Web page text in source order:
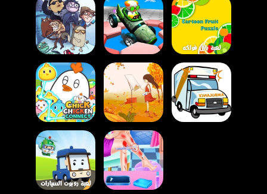
لعبة مقالب ترول:
فيديوهات وميمز
مضحكة - الجزء الأول
لعبة سيارات هيكسا
- Hexa Cars
لعبة بازل فواكه
كرتونية – استرخِ
واستمتع بتجميع صور
فواكه ملونة!
لعبة توصيل الكتاكيت
المجنونة
لعبة أحجية الخريف
الكرتونية – لعبة بازل
مريحة لكل الأعمار
لعبة روبوت السيارات